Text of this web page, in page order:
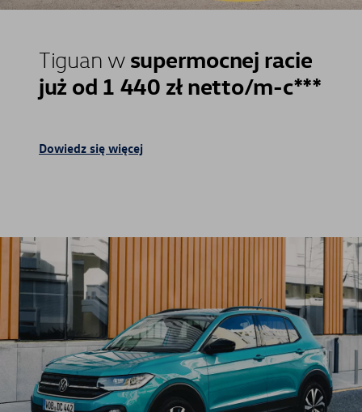
Tiguan wsupermocnej racie
już od 1 440 zł netto/m-c***
Dowiedz się więcej